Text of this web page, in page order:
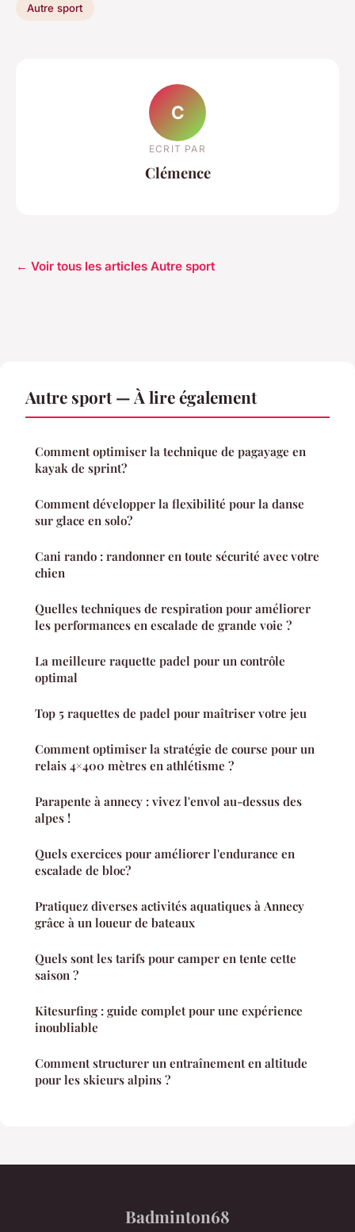
Autre sport
C
ECRIT PAR
Clémence
← Voir tous les articles Autre sport
Autre sport — À lire également
Comment optimiser la technique de pagayage en
kayak de sprint?
Comment développer la flexibilité pour la danse
sur glace en solo?
Cani rando : randonner en toute sécurité avec votre
chien
Quelles techniques de respiration pour améliorer
les performances en escalade de grande voie ?
La meilleure raquette padel pour un contrôle
optimal
Top 5 raquettes de padel pour maîtriser votre jeu
Comment optimiser la stratégie de course pour un
relais 4×400 mètres en athlétisme ?
Parapente à annecy : vivez l'envol au-dessus des
alpes !
Quels exercices pour améliorer l'endurance en
escalade de bloc?
Pratiquez diverses activités aquatiques à Annecy
grâce à un loueur de bateaux
Quels sont les tarifs pour camper en tente cette
saison ?
Kitesurfing : guide complet pour une expérience
inoubliable
Comment structurer un entraînement en altitude
pour les skieurs alpins ?
Badminton68